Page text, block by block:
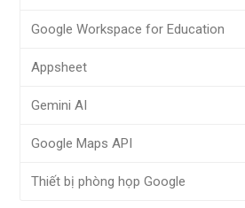
Google Workspace for Education
Appsheet
Gemini AI
Google Maps API
Thiết bị phòng họp Google